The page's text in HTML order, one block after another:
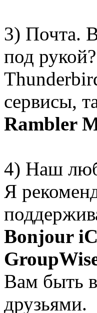
3) Почта.
под
сервисы,
Rambler
4) Наш
Я
Bonjour
Вам быть
друзьями.